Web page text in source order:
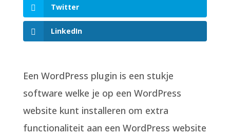
Twitter
LinkedIn
Een WordPress plugin is een stukje
software welke je op een WordPress
website kunt installeren om extra
functionaliteit aan een WordPress website